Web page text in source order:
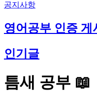
공지사항
영어공부 인증 게
인기글
틈새 공부 📖